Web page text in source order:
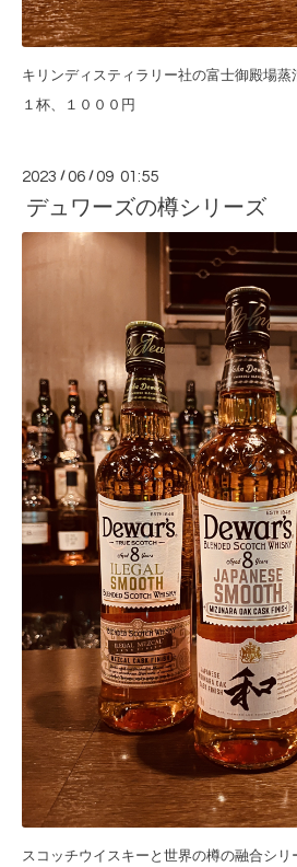
キリンディスティラリー社の富士御殿場蒸
１杯、１０００円
2023 /06 /09 01:55
デュワーズの樽シリーズ
スコッチウイスキーと世界の樽の融合シリ